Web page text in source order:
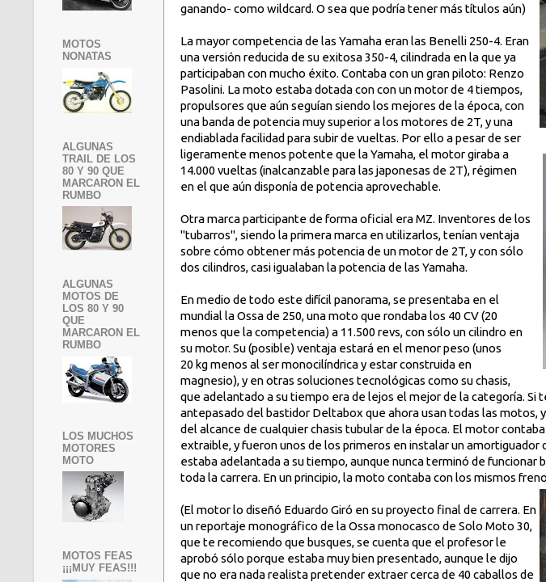
ganando- como wildcard. O sea que podría tener más títulos aún)
La mayor competencia de las Yamaha eran las Benelli 250-4. Eran
una versión reducida de su exitosa 350-4, cilindrada en la que ya
participaban con mucho éxito. Contaba con un gran piloto: Renzo
Pasolini. La moto estaba dotada con con un motor de 4 tiempos,
propulsores que aún seguían siendo los mejores de la época, con
una banda de potencia muy superior a los motores de 2T, y una
endiablada facilidad para subir de vueltas. Por ello a pesar de ser
ligeramente menos potente que la Yamaha, el motor giraba a
14.000 vueltas (inalcanzable para las japonesas de 2T), régimen
en el que aún disponía de potencia aprovechable.
Otra marca participante de forma oficial era MZ. Inventores de los
"tubarros", siendo la primera marca en utilizarlos, tenían ventaja
sobre cómo obtener más potencia de un motor de 2T, y con sólo
dos cilindros, casi igualaban la potencia de las Yamaha.
En medio de todo este difícil panorama, se presentaba en el
mundial la Ossa de 250, una moto que rondaba los 40 CV (20
menos que la competencia) a 11.500 revs, con sólo un cilindro en
su motor. Su (posible) ventaja estará en el menor peso (unos
20 kg menos al ser monocilíndrica y estar construida en
magnesio), y en otras soluciones tecnológicas como su chasis,
que adelantado a su tiempo era de lejos el mejor de la categoría. Si
antepasado del bastidor Deltabox que ahora usan todas las motos,
del alcance de cualquier chasis tubular de la época. El motor
extraible, y fueron unos de los primeros en instalar un
estaba adelantada a su tiempo, aunque nunca terminó de
toda la carrera. En un principio, la moto contaba con los mismos
(El motor lo diseñó Eduardo Giró en su proyecto final de carrera. En
un reportaje monográfico de la Ossa monocasco de Solo Moto 30,
que te recomiendo que busques, se cuenta que el profesor le
aprobó sólo porque estaba muy bien presentado, aunque le dijo
que no era nada realista pretender extraer cerca de 40 caballos de
MOTOS
NONATAS
ALGUNAS
TRAIL DE LOS
80 Y 90 QUE
MARCARON EL
RUMBO
ALGUNAS
MOTOS DE
LOS 80 Y 90
QUE
MARCARON EL
RUMBO
LOS MUCHOS
MOTORES
MOTO
MOTOS FEAS
¡¡¡MUY FEAS!!!